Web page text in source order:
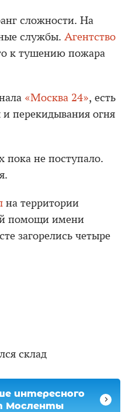
сложности. На
службы. Агентство
к тушению пожара
«Москва 24», есть
перекидывания огня
не поступало.
на территории
помощи имени
загорелись четыре
склад
интересного
Мосленты